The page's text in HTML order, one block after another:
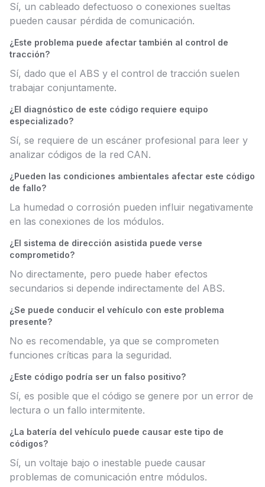
Sí, un cableado defectuoso o conexiones sueltas
pueden causar pérdida de comunicación.
¿Este problema puede afectar también al control de
tracción?
Sí, dado que el ABS y el control de tracción suelen
trabajar conjuntamente.
¿El diagnóstico de este código requiere equipo
especializado?
Sí, se requiere de un escáner profesional para leer y
analizar códigos de la red CAN.
¿Pueden las condiciones ambientales afectar este código
de fallo?
La humedad o corrosión pueden influir negativamente
en las conexiones de los módulos.
¿El sistema de dirección asistida puede verse
comprometido?
No directamente, pero puede haber efectos
secundarios si depende indirectamente del ABS.
¿Se puede conducir el vehículo con este problema
presente?
No es recomendable, ya que se comprometen
funciones críticas para la seguridad.
¿Este código podría ser un falso positivo?
Sí, es posible que el código se genere por un error de
lectura o un fallo intermitente.
¿La batería del vehículo puede causar este tipo de
códigos?
Sí, un voltaje bajo o inestable puede causar
problemas de comunicación entre módulos.